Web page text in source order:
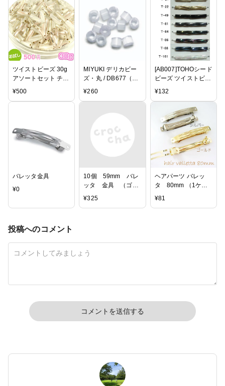
ツイストビーズ 30g
アソートセット チェ
コビーズ ガラスビー
トガラス チェコ ビ
ーズ パーツ アクセ
サリー ネックレス
ス お試し
¥500
MIYUKI デリカビー
ズ・丸 / DB677（シ
ルクエナメル焼付・
¥260
[AB007]TOHOシード
ビーズ ツイストビー
ズ(約5.5g)
トーホー／グラスビ
ーズ】[RPT]
¥132
バレッタ金具
¥0
10個 59mm バレ
ッタ 金具 （ゴー
ルド・ニッケル)【ア
アピン ヘアアクセサ
リー リボン 結婚
¥325
ヘアパーツ バレッ
タ 80mm （1ケ）
ビーズ アクセサリ
¥81
投稿へのコメント
コメントを送信する